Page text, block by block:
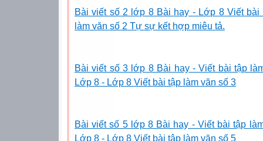
Bài viết số 2 lớp 8 Bài hay - Lớp 8 Viết bài
làm văn số 2 Tự sự kết hợp miêu tả.
Bài viết số 3 lớp 8 Bài hay - Viết bài tập
Lớp 8 - Lớp 8 Viết bài tập làm văn số 3
Bài viết số 5 lớp 8 Bài hay - Viết bài tập
Lớp 8 - Lớp 8 Viết bài tập làm văn số 5